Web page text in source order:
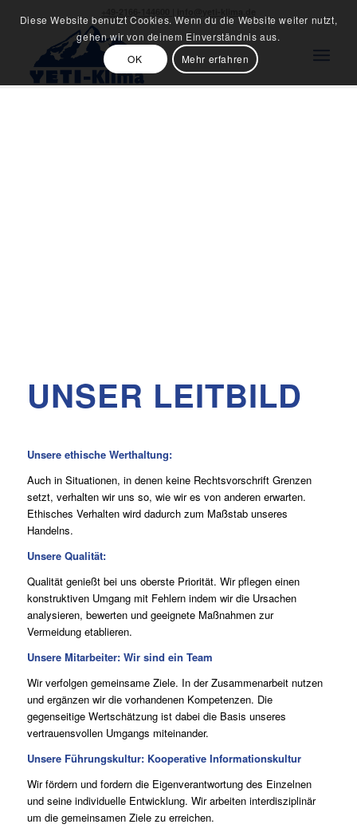
UNSER LEITBILD
Unsere ethische Werthaltung:
Auch in Situationen, in denen keine Rechtsvorschrift Grenzen
setzt, verhalten wir uns so, wie wir es von anderen erwarten.
Ethisches Verhalten wird dadurch zum Maßstab unseres
Handelns.
Unsere Qualität:
Qualität genießt bei uns oberste Priorität. Wir pflegen einen
konstruktiven Umgang mit Fehlern indem wir die Ursachen
analysieren, bewerten und geeignete Maßnahmen zur
Vermeidung etablieren.
Unsere Mitarbeiter: Wir sind ein Team
Wir verfolgen gemeinsame Ziele. In der Zusammenarbeit nutzen
und ergänzen wir die vorhandenen Kompetenzen. Die
gegenseitige Wertschätzung ist dabei die Basis unseres
vertrauensvollen Umgangs miteinander.
Unsere Führungskultur: Kooperative Informationskultur
Wir fördern und fordern die Eigenverantwortung des Einzelnen
und seine individuelle Entwicklung. Wir arbeiten interdisziplinär
um die gemeinsamen Ziele zu erreichen.
Diese Website benutzt Cookies. Wenn du die Website weiter nutzt,
gehen wir von deinem Einverständnis aus.
OK
Mehr erfahren